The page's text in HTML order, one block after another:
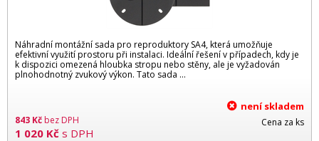
Náhradní montážní sada pro reproduktory SA4, která umožňuje
efektivní využití prostoru při instalaci. Ideální řešení v případech, kdy je
k dispozici omezená hloubka stropu nebo stěny, ale je vyžadován
plnohodnotný zvukový výkon. Tato sada ...
843 Kčbez DPH
1 020 Kč s DPH
není skladem
Cena za ks